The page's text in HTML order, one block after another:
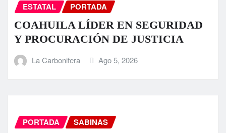
ESTATAL PORTADA
COAHUILA LÍDER EN SEGURIDAD
Y PROCURACIÓN DE JUSTICIA
La Carbonifera Ago 5, 2026
PORTADA SABINAS